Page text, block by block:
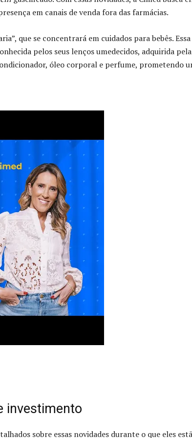
em canais de venda fora das farmácias.
que se concentrará em cuidados para bebês. Essa
pelos seus lenços umedecidos, adquirida pela
óleo corporal e perfume, prometendo
investimento
sobre essas novidades durante o que eles